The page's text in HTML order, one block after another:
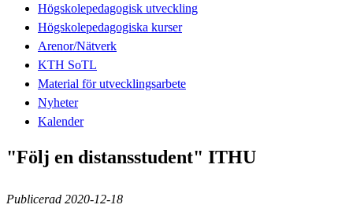
Högskolepedagogisk utveckling
Högskolepedagogiska kurser
Arenor/Nätverk
KTH SoTL
Material för utvecklingsarbete
Nyheter
Kalender
"Följ en distansstudent" ITHU
Publicerad 2020-12-18